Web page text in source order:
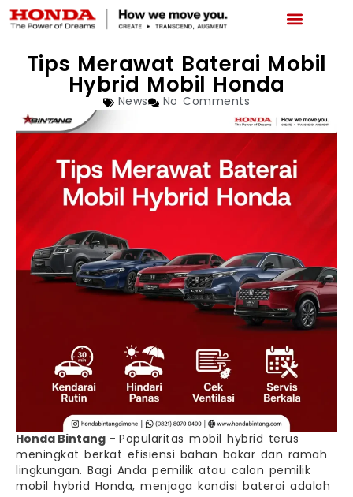
Tips Merawat Baterai Mobil
Hybrid Mobil Honda
News No Comments
Honda Bintang – Popularitas mobil hybrid terus
meningkat berkat efisiensi bahan bakar dan ramah
lingkungan. Bagi Anda pemilik atau calon pemilik
mobil hybrid Honda, menjaga kondisi baterai adalah